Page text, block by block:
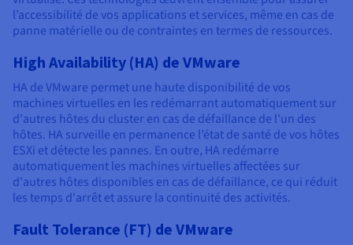
l’accessibilité de vos applications et services, même en cas de
panne matérielle ou de contraintes en termes de ressources.
High Availability (HA) de VMware
HA de VMware permet une haute disponibilité de vos
machines virtuelles en les redémarrant automatiquement sur
d'autres hôtes du cluster en cas de défaillance de l'un des
hôtes. HA surveille en permanence l’état de santé de vos hôtes
ESXi et détecte les pannes. En outre, HA redémarre
automatiquement les machines virtuelles affectées sur
d'autres hôtes disponibles en cas de défaillance, ce qui réduit
les temps d'arrêt et assure la continuité des activités.
Fault Tolerance (FT) de VMware